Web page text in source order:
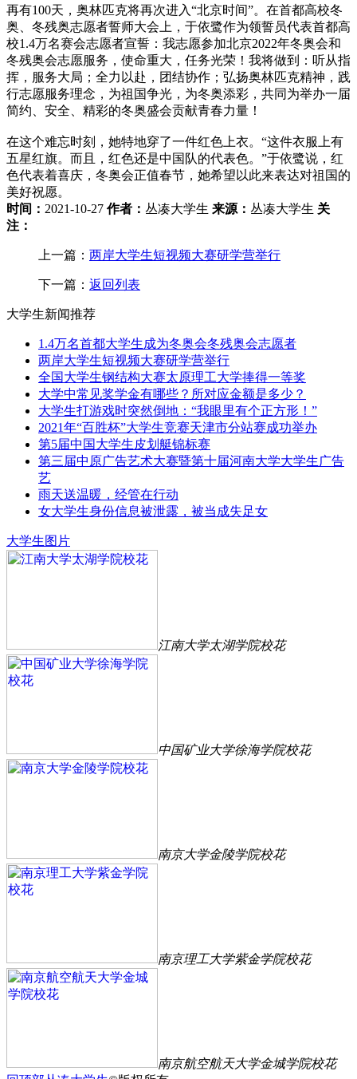
再有100天，奥林匹克将再次进入“北京时间”。在首都高校冬
奥、冬残奥志愿者誓师大会上，于依鹭作为领誓员代表首都高
校1.4万名赛会志愿者宣誓：我志愿参加北京2022年冬奥会和
冬残奥会志愿服务，使命重大，任务光荣！我将做到：听从指
挥，服务大局；全力以赴，团结协作；弘扬奥林匹克精神，践
行志愿服务理念，为祖国争光，为冬奥添彩，共同为举办一届
简约、安全、精彩的冬奥盛会贡献青春力量！
在这个难忘时刻，她特地穿了一件红色上衣。“这件衣服上有
五星红旗。而且，红色还是中国队的代表色。”于依鹭说，红
色代表着喜庆，冬奥会正值春节，她希望以此来表达对祖国的
美好祝愿。
时间： 2021-10-27 作者： 丛凑大学生 来源： 丛凑大学生 关
注：
上一篇： 两岸大学生短视频大赛研学营举行
下一篇： 返回列表
大学生新闻推荐
1.4万名首都大学生成为冬奥会冬残奥会志愿者
两岸大学生短视频大赛研学营举行
全国大学生钢结构大赛太原理工大学捧得一等奖
大学中常见奖学金有哪些？所对应金额是多少？
大学生打游戏时突然倒地：“我眼里有个正方形！”
2021年“百胜杯”大学生竞赛天津市分站赛成功举办
第5届中国大学生皮划艇锦标赛
第三届中原广告艺术大赛暨第十届河南大学大学生广告
艺
雨天送温暖，经管在行动
女大学生身份信息被泄露，被当成失足女
大学生图片
江南大学太湖学院校花
中国矿业大学徐海学院校花
南京大学金陵学院校花
南京理工大学紫金学院校花
南京航空航天大学金城学院校花